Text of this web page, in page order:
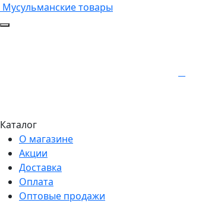
Мусульманские товары
Каталог
О магазине
Акции
Доставка
Оплата
Оптовые продажи